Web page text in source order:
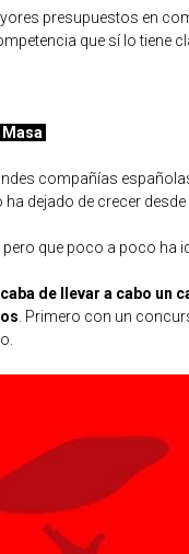
presupuestos en
que sí lo tiene
compañías
dejado de crecer
que poco a poco ha
de llevar a cabo un
. Primero con un